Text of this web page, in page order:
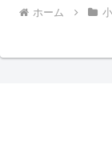
ホーム